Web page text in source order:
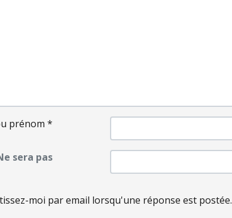
prénom *
sera pas
moi par email lorsqu'une réponse est postée.